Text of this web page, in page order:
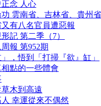
念 人心
雲南省、吉林省、貴州
有八名官員遭惡報
記 第二季（7）
周報 第952期
，悟到「打掃『欲』缸」
點的一些體會
木到高遠
幸運從來不偶然